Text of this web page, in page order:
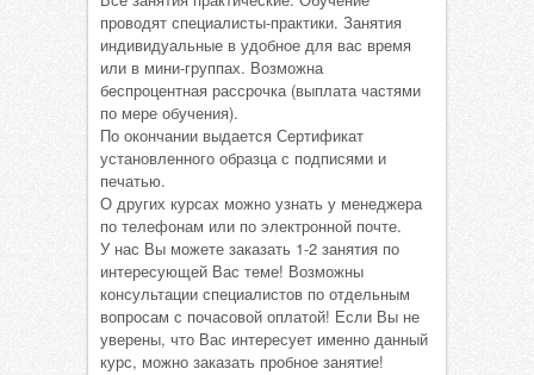
проводят специалисты-практики. Занятия
индивидуальные в удобное для вас время
или в мини-группах. Возможна
беспроцентная рассрочка (выплата частями
по мере обучения).
По окончании выдается Сертификат
установленного образца с подписями и
печатью.
О других курсах можно узнать у менеджера
по телефонам или по электронной почте.
У нас Вы можете заказать 1-2 занятия по
интересующей Вас теме! Возможны
консультации специалистов по отдельным
вопросам с почасовой оплатой! Если Вы не
уверены, что Вас интересует именно данный
курс, можно заказать пробное занятие!